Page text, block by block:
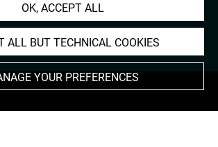
OK, ACCEPT ALL
ALL BUT TECHNICAL COOKIES
YOUR PREFERENCES